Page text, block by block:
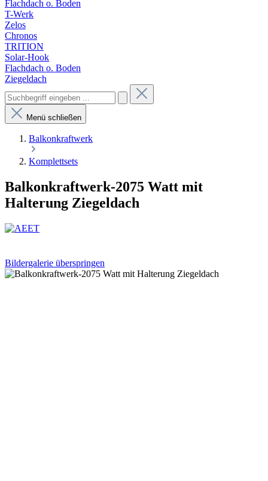
Flachdach o. Boden
T-Werk
Zelos
Chronos
TRITION
Solar-Hook
Flachdach o. Boden
Ziegeldach
Menü schließen
Balkonkraftwerk
Komplettsets
Balkonkraftwerk-2075 Watt mit
Halterung Ziegeldach
Bildergalerie überspringen